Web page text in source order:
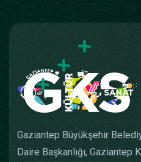
Gaziantep Büyükşehir
Daire Başkanlığı, Gaziantep